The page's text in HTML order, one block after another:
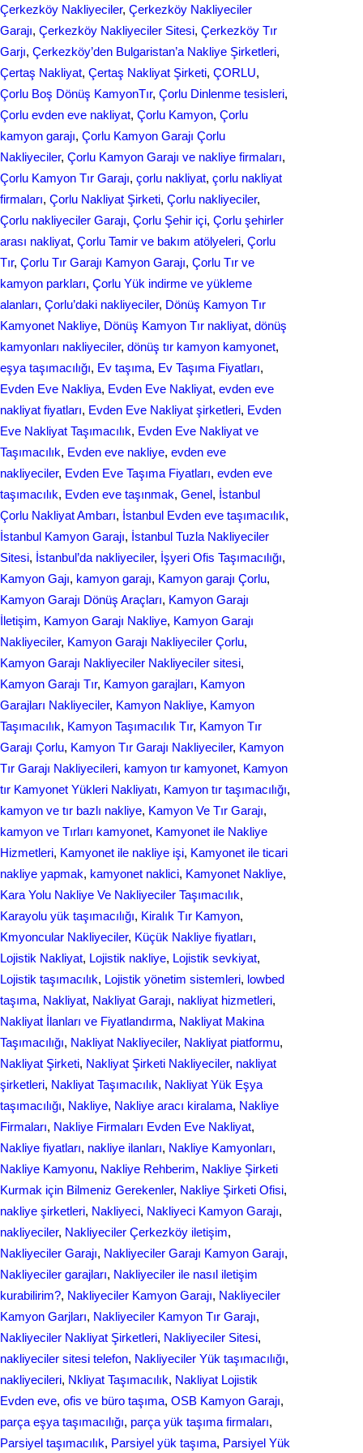
Çerkezköy Nakliyeciler, Çerkezköy Nakliyeciler
Garajı, Çerkezköy Nakliyeciler Sitesi, Çerkezköy Tır
Garjı, Çerkezköy’den Bulgaristan’a Nakliye Şirketleri
Çertaş Nakliyat, Çertaş Nakliyat Şirketi, ÇORLU
Çorlu Boş Dönüş KamyonTır, Çorlu Dinlenme tesisleri
Çorlu evden eve nakliyat, Çorlu Kamyon, Çorlu
kamyon garajı, Çorlu Kamyon Garajı Çorlu
Nakliyeciler, Çorlu Kamyon Garajı ve nakliye firmaları
Çorlu Kamyon Tır Garajı, çorlu nakliyat, çorlu nakliyat
firmaları, Çorlu Nakliyat Şirketi, Çorlu nakliyeciler
Çorlu nakliyeciler Garajı, Çorlu Şehir içi, Çorlu şehirler
arası nakliyat, Çorlu Tamir ve bakım atölyeleri, Çorlu
Tır, Çorlu Tır Garajı Kamyon Garajı, Çorlu Tır ve
kamyon parkları, Çorlu Yük indirme ve yükleme
alanları, Çorlu’daki nakliyeciler, Dönüş Kamyon Tır
Kamyonet Nakliye, Dönüş Kamyon Tır nakliyat, dönüş
kamyonları nakliyeciler, dönüş tır kamyon kamyonet
eşya taşımacılığı, Ev taşıma, Ev Taşıma Fiyatları
Evden Eve Nakliya, Evden Eve Nakliyat, evden eve
nakliyat fіyatları, Evden Eve Nakliyat şirketleri, Evden
Eve Nakliyat Taşımacılık, Evden Eve Nakliyat ve
Taşımacılık, Evden eve nakliye, evden eve
nakliyeciler, Evden Eve Taşıma Fiyatları, evden eve
taşımacılık, Evden еvе taşınmak, Genel, İstanbul
Çorlu Nakliyat Ambarı, İstanbul Evden eve taşımacılık
İstanbul Kamyon Garajı, İstanbul Tuzla Nakliyeciler
Sitesi, İstanbul’da nakliyeciler, İşyeri Ofis Taşımacılığı
Kamyon Gajı, kamyon garajı, Kamyon garajı Çorlu
Kamyon Garajı Dönüş Araçları, Kamyon Garajı
İletişim, Kamyon Garajı Nakliye, Kamyon Garajı
Nakliyeciler, Kamyon Garajı Nakliyeciler Çorlu
Kamyon Garajı Nakliyeciler Nakliyeciler sitesi
Kamyon Garajı Tır, Kamyon garajları, Kamyon
Garajları Nakliyeciler, Kamyon Nakliye, Kamyon
Taşımacılık, Kamyon Taşımacılık Tır, Kamyon Tır
Garajı Çorlu, Kamyon Tır Garajı Nakliyeciler, Kamyon
Tır Garajı Nakliyecileri, kamyon tır kamyonet, Kamyon
tır Kamyonet Yükleri Nakliyatı, Kamyon tır taşımacılığı
kamyon ve tır bazlı nakliye, Kamyon Ve Tır Garajı
kamyon ve Tırları kamyonet, Kamyonet ile Nakliye
Hizmetleri, Kamyonet ile nakliye işi, Kamyonet ile ticari
nakliye yapmak, kamyonet naklici, Kamyonet Nakliye
Kara Yolu Nakliye Ve Nakliyeciler Taşımacılık
Karayolu yük taşımacılığı, Kiralık Tır Kamyon
Kmyoncular Nakliyeciler, Küçük Nakliye fiyatları
Lojistik Nakliyat, Lojistik nakliye, Lojistik sevkiyat
Lojistik taşımacılık, Lojistik yönetim sistemleri, lowbed
taşıma, Nakliyat, Nakliyat Garajı, nakliyat hizmetleri
Nakliyat İlanları ve Fiyatlandırma, Nakliyat Makina
Taşımacılığı, Nakliyat Nakliyeciler, Nakliyat piatformu
Nakliyat Şirketi, Nakliyat Şirketi Nakliyeciler, nakliyat
şirketleri, Nakliyat Taşımacılık, Nakliyat Yük Eşya
taşımacılığı, Nakliye, Nakliye aracı kiralama, Nakliye
Firmaları, Nakliye Firmaları Evden Eve Nakliyat
Nakliye fiyatları, nakliye ilanları, Nakliye Kamyonları
Nakliye Kamyonu, Nakliye Rehberim, Nakliye Şirketi
Kurmak için Bilmeniz Gerekenler, Nakliye Şirketi Ofisi
nakliye şirketleri, Nakliyeci, Nakliyeci Kamyon Garajı
nakliyeciler, Nakliyeciler Çerkezköy iletişim
Nakliyeciler Garajı, Nakliyeciler Garajı Kamyon Garajı
Nakliyeciler garajları, Nakliyeciler ile nasıl iletişim
kurabilirim?, Nakliyeciler Kamyon Garajı, Nakliyeciler
Kamyon Garjları, Nakliyeciler Kamyon Tır Garajı
Nakliyeciler Nakliyat Şirketleri, Nakliyeciler Sitesi
nakliyeciler sitesi telefon, Nakliyeciler Yük taşımacılığı
nakliyecileri, Nkliyat Taşımacılık, Nаkliyаt Lojistik
Evdеn eve, ofis ve büro taşıma, OSB Kamyon Garajı
parça eşya taşımacılığı, parça yük taşıma firmaları
Parsiyel taşımacılık, Parsiyel yük taşıma, Parsiyel Yük